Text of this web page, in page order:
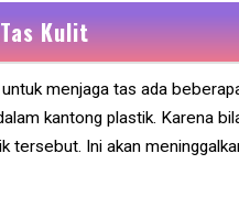
Kulit
menjaga tas ada
kantong plastik. Karena
tersebut. Ini akan